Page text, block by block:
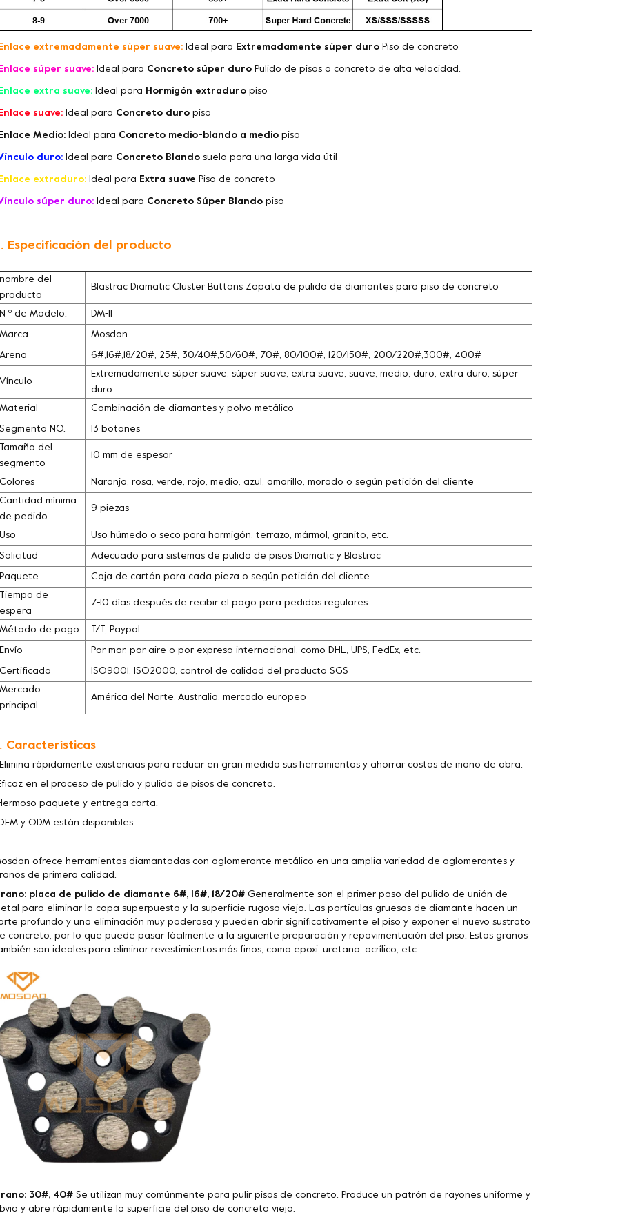
extremadamente súper suave: Ideal para Extremadamente súper duro Piso de concreto
súper suave: Ideal para Concreto súper duro Pulido de pisos o concreto de alta velocidad.
extra suave: Ideal para Hormigón extraduro piso
suave: Ideal para Concreto duro piso
Medio: Ideal para Concreto medio-blando a medio piso
duro: Ideal para Concreto Blando suelo para una larga vida útil
extraduro: Ideal para Extra suave Piso de concreto
súper duro: Ideal para Concreto Súper Blando piso
Especificación del producto
nombre del
producto
Blastrac Diamatic Cluster Buttons Zapata de pulido de diamantes para piso de concreto
N º de Modelo. DM-11
Marca Mosdan
Arena 6#,16#,18/20#, 25#, 30/40#,50/60#, 70#, 80/100#, 120/150#, 200/220#,300#, 400#
Vínculo
Extremadamente súper suave, súper suave, extra suave, suave, medio, duro, extra duro, súper
duro
Material Combinación de diamantes y polvo metálico
Segmento NO. 13 botones
Tamaño del
segmento
10 mm de espesor
Colores Naranja, rosa, verde, rojo, medio, azul, amarillo, morado o según petición del cliente
Cantidad mínima
de pedido
9 piezas
Uso Uso húmedo o seco para hormigón, terrazo, mármol, granito, etc.
Solicitud Adecuado para sistemas de pulido de pisos Diamatic y Blastrac
Paquete Caja de cartón para cada pieza o según petición del cliente.
Tiempo de
espera
7-10 días después de recibir el pago para pedidos regulares
Método de pago T/T, Paypal
Envío Por mar, por aire o por expreso internacional, como DHL, UPS, FedEx, etc.
Certificado ISO9001, ISO2000, control de calidad del producto SGS
Mercado
principal
América del Norte, Australia, mercado europeo
Características
rápidamente existencias para reducir en gran medida sus herramientas y ahorrar costos de mano de obra.
en el proceso de pulido y pulido de pisos de concreto.
paquete y entrega corta.
y ODM están disponibles.
ofrece herramientas diamantadas con aglomerante metálico en una amplia variedad de aglomerantes y
de primera calidad.
placa de pulido de diamante 6#, 16#, 18/20# Generalmente son el primer paso del pulido de unión de
para eliminar la capa superpuesta y la superficie rugosa vieja. Las partículas gruesas de diamante hacen un
profundo y una eliminación muy poderosa y pueden abrir significativamente el piso y exponer el nuevo sustrato
concreto, por lo que puede pasar fácilmente a la siguiente preparación y repavimentación del piso. Estos granos
son ideales para eliminar revestimientos más finos, como epoxi, uretano, acrílico, etc.
30#, 40# Se utilizan muy comúnmente para pulir pisos de concreto. Produce un patrón de rayones uniforme y
y abre rápidamente la superficie del piso de concreto viejo.